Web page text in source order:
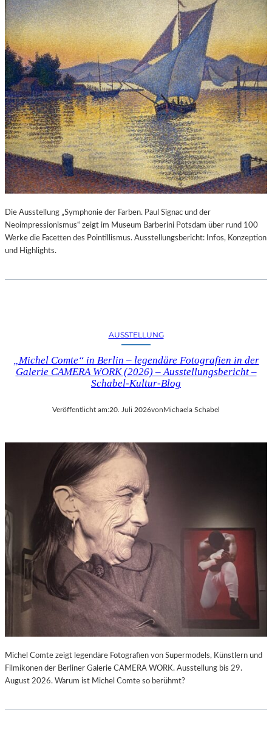
Die Ausstellung „Symphonie der Farben. Paul Signac und der
Neoimpressionismus“ zeigt im Museum Barberini Potsdam über rund 100
Werke die Facetten des Pointillismus. Ausstellungsbericht: Infos, Konzeption
und Highlights.
AUSSTELLUNG
„Michel Comte“ in Berlin – legendäre Fotografien in der
Galerie CAMERA WORK (2026) – Ausstellungsbericht –
Schabel-Kultur-Blog
Veröffentlicht am:20. Juli 2026vonMichaela Schabel
Michel Comte zeigt legendäre Fotografien von Supermodels, Künstlern und
Filmikonen der Berliner Galerie CAMERA WORK. Ausstellung bis 29.
August 2026. Warum ist Michel Comte so berühmt?